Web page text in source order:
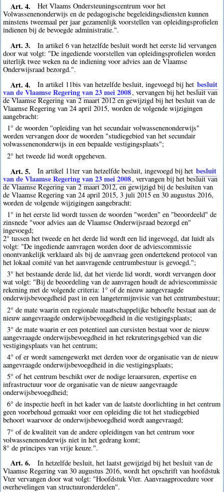
Art. 4.
Het Vlaams Ondersteuningscentrum voor het
Volwassenenonderwijs en de pedagogische begeleidingsdiensten kunnen
minstens tweemaal per jaar gezamenlijk voorstellen van opleidingsprofielen
indienen bij de bevoegde administratie.".
Art. 3.
In artikel 6 van hetzelfde besluit wordt het eerste lid vervangen
door wat volgt: "De ingediende voorstellen van opleidingsprofielen worden
uiterlijk twee weken na de indiening voor advies aan de Vlaamse
Onderwijsraad bezorgd.".
Art. 4. In artikel 11bis van hetzelfde besluit, ingevoegd bij het besluit
van de Vlaamse Regering van 23 mei 2008, vervangen bij het besluit van
de Vlaamse Regering van 2 maart 2012 en gewijzigd bij het besluit van de
Vlaamse Regering van 24 april 2015, worden de volgende wijzigingen
aangebracht:
1° de woorden "opleiding van het secundair volwassenenonderwijs"
worden vervangen door de woorden "studiegebied van het secundair
volwassenenonderwijs in een bepaalde vestigingsplaats";
2° het tweede lid wordt opgeheven.
Art. 5. In artikel 11ter van hetzelfde besluit, ingevoegd bij het besluit
van de Vlaamse Regering van 23 mei 2008, vervangen bij het besluit van
de Vlaamse Regering van 2 maart 2012, en gewijzigd bij de besluiten van
de Vlaamse Regering van 24 april 2015, 3 juli 2015 en 30 augustus 2016,
worden de volgende wijzigingen aangebracht:
1° in het eerste lid wordt tussen de woorden "worden" en "beoordeeld" de
zinsnede "voor advies aan de Vlaamse Onderwijsraad bezorgd en"
ingevoegd;
2° tussen het tweede en het derde lid wordt een lid ingevoegd, dat luidt als
volgt: "De ingediende aanvragen worden door de adviescommissie
onontvankelijk verklaard als bij de aanvraag geen ondertekend protocol van
het lokaal comité van het aanvragende centrumbestuur is gevoegd.";
3° het bestaande derde lid, dat het vierde lid wordt, wordt vervangen door
wat volgt: "Bij de beoordeling van de aanvragen houdt de adviescommissie
rekening met de volgende criteria: 1° of de nieuw aangevraagde
onderwijsbevoegdheid past in een langetermijnvisie van het centrumbestuur;
2° de mate waarin een regionale maatschappelijke behoefte bestaat aan de
nieuw aangevraagde onderwijsbevoegdheid in die vestigingsplaats;
3° de mate waarin er een potentieel aan cursisten bestaat voor de nieuw
aangevraagde onderwijsbevoegdheid in het rekruteringsgebied van die
vestigingsplaats van het centrum;
4° of er wordt samengewerkt met derden voor de organisatie van de nieuw
aangevraagde onderwijsbevoegdheid in die vestigingsplaats;
5° of het centrum beschikt over de nodige leraarsuren, expertise en
infrastructuur voor de organisatie van de nieuw aangevraagde
onderwijsbevoegdheid;
6° de inspectie heeft in het kader van de laatste doorlichting in het centrum
geen voorbehoud gemaakt voor een opleiding die tot het studiegebied
behoort waarvoor de onderwijsbevoegdheid wordt aangevraagd;
7° of de kwaliteit van de andere opleidingen van het centrum voor
volwassenenonderwijs niet in het gedrang komt;
8° de principes van vrije keuze.".
Art. 6.
In hetzelfde besluit, het laatst gewijzigd bij het besluit van de
Vlaamse Regering van 30 augustus 2016, wordt het opschrift van hoofdstuk
Vter vervangen door wat volgt: "Hoofdstuk Vter. Aanvraagprocedure voor
overhevelingen van structuuronderdelen".